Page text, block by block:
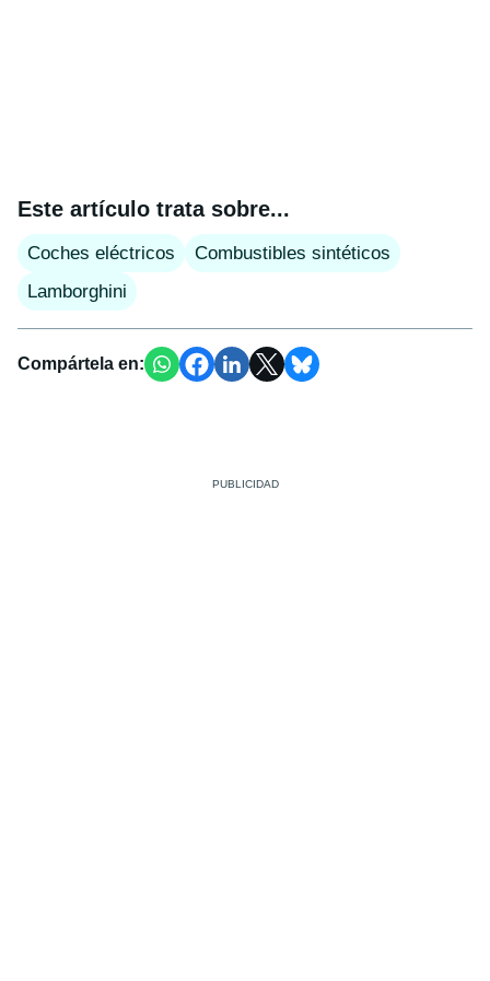
Este artículo trata sobre...
Coches eléctricos
Combustibles sintéticos
Lamborghini
Compártela en: